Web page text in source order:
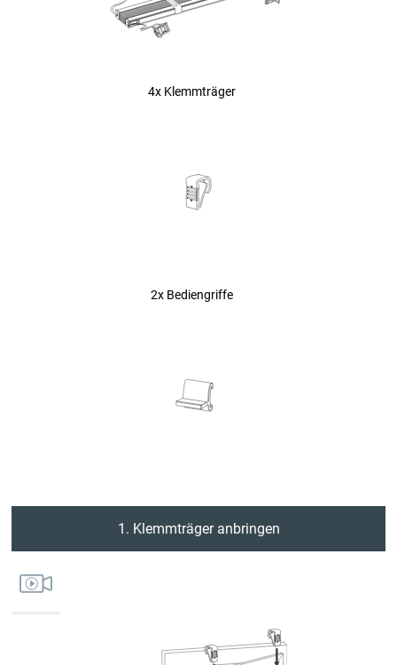
10. In der Breite kürzen - Schienen links kürzen
Sicherheit und Datenschutz4x Klemmträger
2x Bediengriffe
1. Klemmträger anbringen